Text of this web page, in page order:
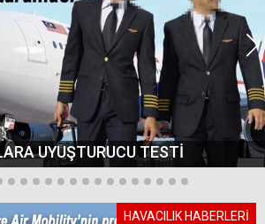
UYUŞTURUCU TESTİ
HAVACILIK HABERLERİ